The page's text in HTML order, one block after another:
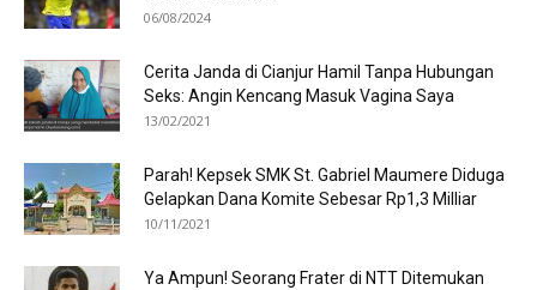
06/08/2024
Cerita Janda di Cianjur Hamil Tanpa Hubungan
Seks: Angin Kencang Masuk Vagina Saya
13/02/2021
Parah! Kepsek SMK St. Gabriel Maumere Diduga
Gelapkan Dana Komite Sebesar Rp1,3 Milliar
10/11/2021
Ya Ampun! Seorang Frater di NTT Ditemukan